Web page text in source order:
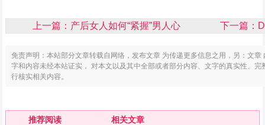
上一篇： 产后女人如何“紧握”男人心 下一篇：
免责声明：本站部分文章转载自网络，发布文章 为传递更多信息之用，另：文
字和内容未经本站证实， 对本文以及其中全部或者部分内容、文字的真实性、
行核实相关内容。
推荐阅读 相关文章